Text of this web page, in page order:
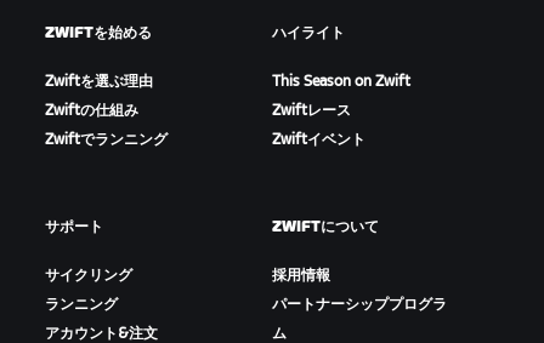
ZWIFTを始める
Zwiftを選ぶ理由
Zwiftの仕組み
Zwiftでランニング
ハイライト
This Season on Zwift
Zwiftレース
Zwiftイベント
サポート
サイクリング
ランニング
アカウント&注文
ZWIFTについて
採用情報
パートナーシッププログラ
ム